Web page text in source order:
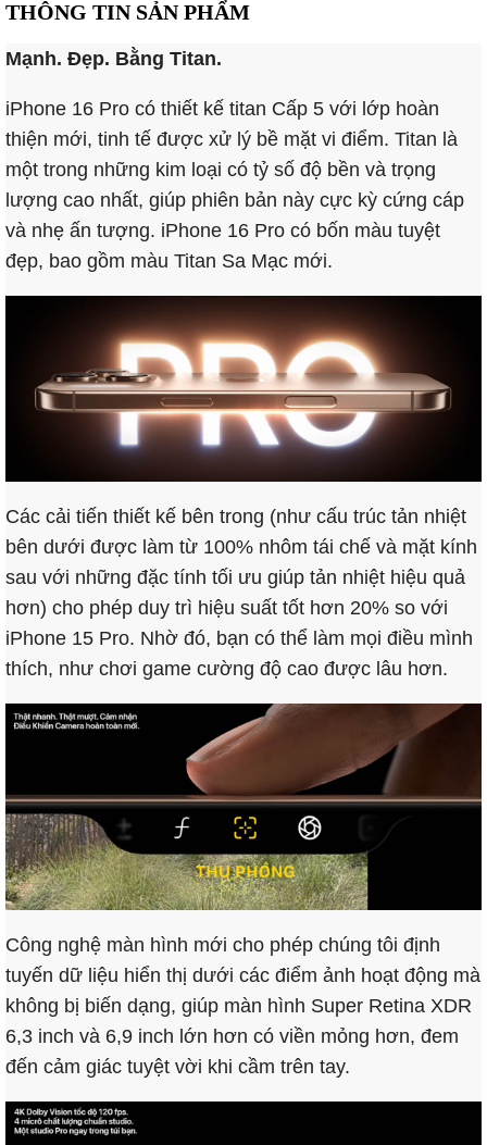
THÔNG TIN SẢN PHẨM
Mạnh. Đẹp. Bằng Titan.
iPhone 16 Pro có thiết kế titan Cấp 5 với lớp hoàn
thiện mới, tinh tế được xử lý bề mặt vi điểm. Titan là
một trong những kim loại có tỷ số độ bền và trọng
lượng cao nhất, giúp phiên bản này cực kỳ cứng cáp
và nhẹ ấn tượng. iPhone 16 Pro có bốn màu tuyệt
đẹp, bao gồm màu Titan Sa Mạc mới.
Các cải tiến thiết kế bên trong (như cấu trúc tản nhiệt
bên dưới được làm từ 100% nhôm tái chế và mặt kính
sau với những đặc tính tối ưu giúp tản nhiệt hiệu quả
hơn) cho phép duy trì hiệu suất tốt hơn 20% so với
iPhone 15 Pro. Nhờ đó, bạn có thể làm mọi điều mình
thích, như chơi game cường độ cao được lâu hơn.
Công nghệ màn hình mới cho phép chúng tôi định
tuyến dữ liệu hiển thị dưới các điểm ảnh hoạt động mà
không bị biến dạng, giúp màn hình Super Retina XDR
6,3 inch và 6,9 inch lớn hơn có viền mỏng hơn, đem
đến cảm giác tuyệt vời khi cầm trên tay.